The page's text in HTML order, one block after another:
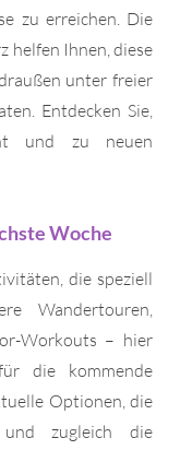
zu erreichen. Die
helfen Ihnen, diese
unter freier
Entdecken Sie,
und zu neuen
Woche
die speziell
Wandertouren,
Workouts – hier
die kommende
Optionen, die
und zugleich die